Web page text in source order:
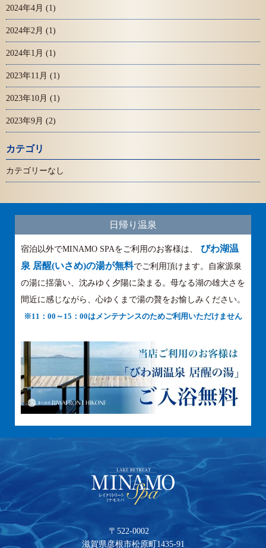
2024年4月 (1)
2024年2月 (1)
2024年1月 (1)
2023年11月 (1)
2023年10月 (1)
2023年9月 (2)
カテゴリ
カテゴリーなし
日帰り温泉
宿泊以外でMINAMO SPAをご利用のお客様は、
びわ湖温
泉 居醒(いさめ)の湯が無料でご利用頂けます。自家源泉
の湯に揺蕩い、沈みゆく夕陽に染まる。母なる湖の雄大さを
間近に感じながら、心ゆくまで湯の贅をお愉しみください。
※11：00～15：00はメンテナンスのためご利用いただけません
〒522-0002
滋賀県彦根市松原町1435-91